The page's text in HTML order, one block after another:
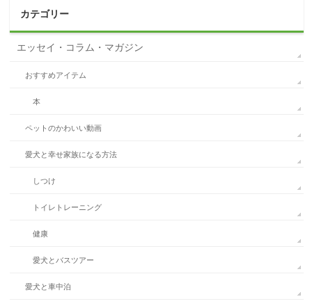
カテゴリー
エッセイ・コラム・マガジン
おすすめアイテム
本
ペットのかわいい動画
愛犬と幸せ家族になる方法
しつけ
トイレトレーニング
健康
愛犬とバスツアー
愛犬と車中泊